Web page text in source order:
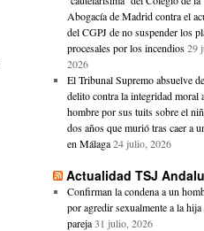
Abogacía de Madrid contra el
del CGPJ de no suspender los
procesales por los incendios 29
2026
El Tribunal Supremo absuelve
delito contra la integridad moral
hombre por sus tuits sobre el
dos años que murió tras caer a
en Málaga 24 julio, 2026
Actualidad TSJ
Confirman la condena a un
por agredir sexualmente a la hija
pareja 31 julio, 2026